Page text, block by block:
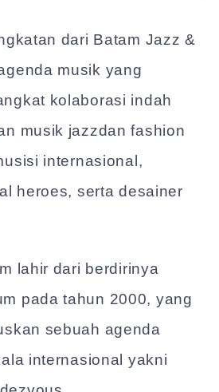
dari Batam Jazz &
musik yang
kolaborasi indah
musik jazzdan fashion
internasional,
heroes, serta desainer
lahir dari berdirinya
pada tahun 2000, yang
sebuah agenda
internasional yakni